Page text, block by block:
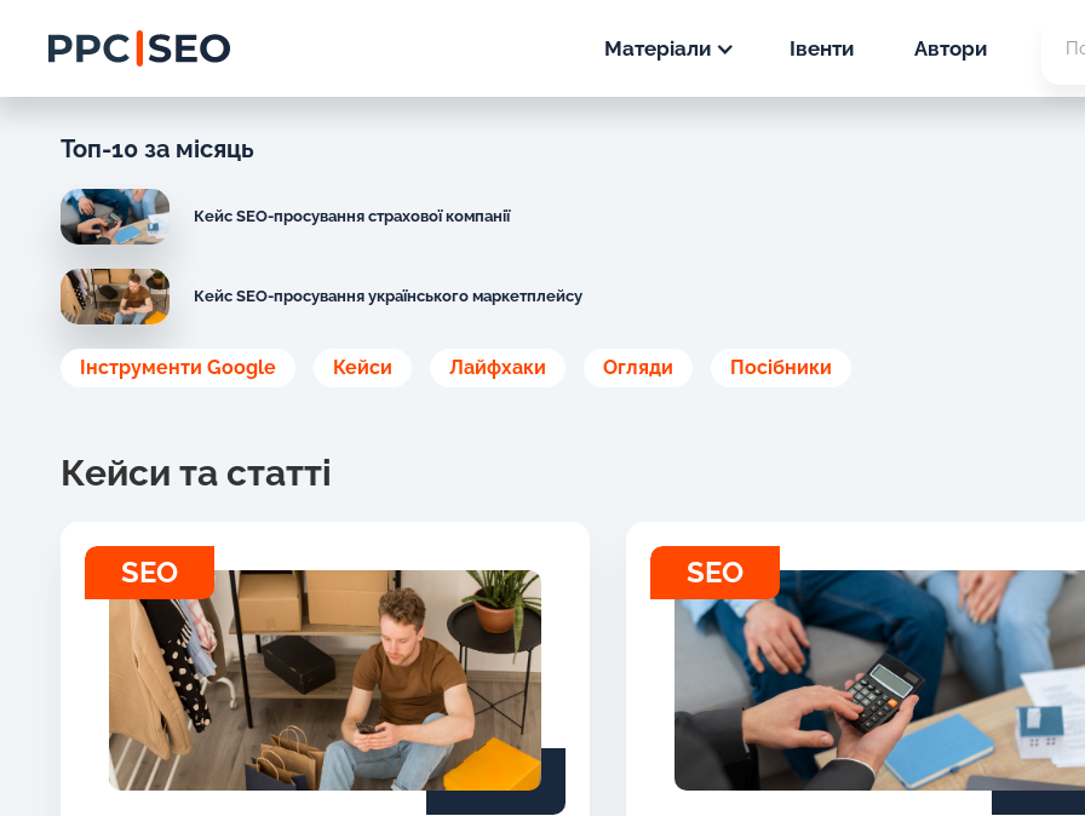
Матеріали
SEO
Івенти Автори
Топ-10 за місяць
Кейс SEO-просування страхової компанії
Кейс SEO-просування українського маркетплейсу
Інструменти Google Кейси Лайфхаки Огляди Посібники
Кейси та статті
SEO SEO